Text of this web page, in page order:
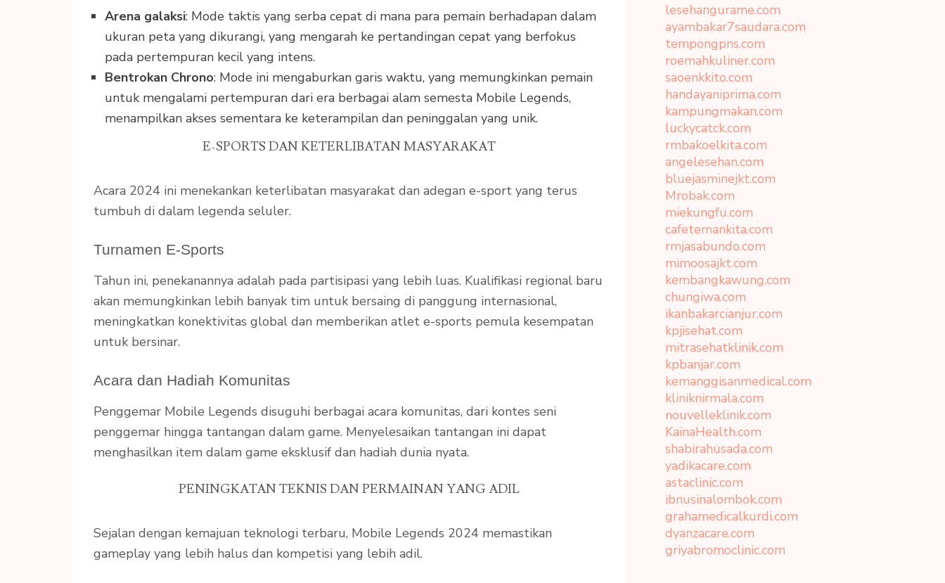
Arena galaksi: Mode taktis yang serba cepat di mana para pemain berhadapan dalam
ukuran peta yang dikurangi, yang mengarah ke pertandingan cepat yang berfokus
pada pertempuran kecil yang intens.
Bentrokan Chrono: Mode ini mengaburkan garis waktu, yang memungkinkan pemain
untuk mengalami pertempuran dari era berbagai alam semesta Mobile Legends,
menampilkan akses sementara ke keterampilan dan peninggalan yang unik.
E-SPORTS DAN KETERLIBATAN MASYARAKAT
Acara 2024 ini menekankan keterlibatan masyarakat dan adegan e-sport yang terus
tumbuh di dalam legenda seluler.
Turnamen E-Sports
Tahun ini, penekanannya adalah pada partisipasi yang lebih luas. Kualifikasi regional baru
akan memungkinkan lebih banyak tim untuk bersaing di panggung internasional,
meningkatkan konektivitas global dan memberikan atlet e-sports pemula kesempatan
untuk bersinar.
Acara dan Hadiah Komunitas
Penggemar Mobile Legends disuguhi berbagai acara komunitas, dari kontes seni
penggemar hingga tantangan dalam game. Menyelesaikan tantangan ini dapat
menghasilkan item dalam game eksklusif dan hadiah dunia nyata.
PENINGKATAN TEKNIS DAN PERMAINAN YANG ADIL
Sejalan dengan kemajuan teknologi terbaru, Mobile Legends 2024 memastikan
gameplay yang lebih halus dan kompetisi yang lebih adil.
lesehangurame.com
ayambakar7saudara.com
tempongpns.com
roemahkuliner.com
saoenkkito.com
handayaniprima.com
kampungmakan.com
luckycatck.com
rmbakoelkita.com
angelesehan.com
bluejasminejkt.com
Mrobak.com
miekungfu.com
cafetemankita.com
rmjasabundo.com
mimoosajkt.com
kembangkawung.com
chungiwa.com
ikanbakarcianjur.com
kpjisehat.com
mitrasehatklinik.com
kpbanjar.com
kemanggisanmedical.com
kliniknirmala.com
nouvelleklinik.com
KainaHealth.com
shabirahusada.com
yadikacare.com
astaclinic.com
ibnusinalombok.com
grahamedicalkurdi.com
dyanzacare.com
griyabromoclinic.com